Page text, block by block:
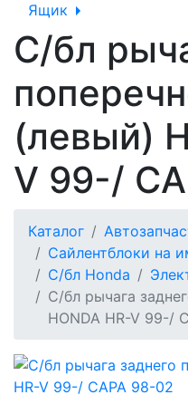
Ящик
С/бл
(левый)
V 99-/
Каталог
Сайлентблоки на
С/бл Honda
С/бл рычага
HONDA HR-V 99-/